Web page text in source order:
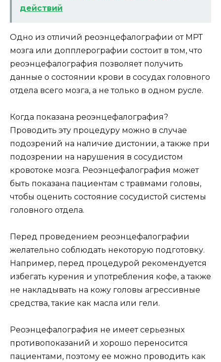
действий
Одно из отличий реоэнцефалографии от МРТ
мозга или допплерографии состоит в том, что
реоэнцефалография позволяет получить
данные о состоянии крови в сосудах головного
отдела всего мозга, а не только в одном русле.
Когда показана реоэнцефалография?
Проводить эту процедуру можно в случае
подозрений на наличие дистонии, а также при
подозрении на нарушения в сосудистом
кровотоке мозга. Реоэнцефалография может
быть показана пациентам с травмами головы,
чтобы оценить состояние сосудистой системы
головного отдела.
Перед проведением реоэнцефалографии
желательно соблюдать некоторую подготовку.
Например, перед процедурой рекомендуется
избегать курения и употребления кофе, а также
не накладывать на кожу головы агрессивные
средства, такие как масла или гели.
Реоэнцефалография не имеет серьезных
противопоказаний и хорошо переносится
пациентами, поэтому ее можно проводить как